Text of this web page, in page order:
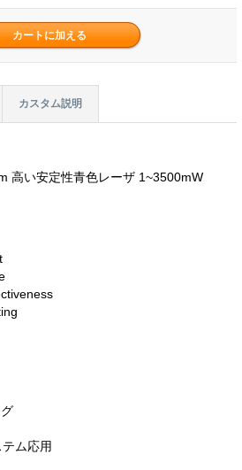
カスタム説明
高い安定性青色レーザ 1~3500mW
ム応用